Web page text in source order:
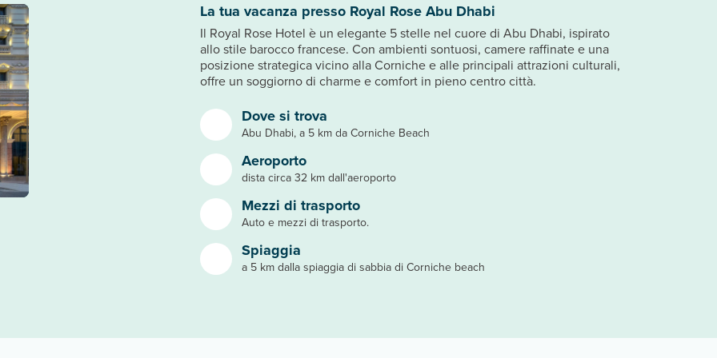
Dove si trova
Abu Dhabi, a 5 km da Corniche Beach
Aeroporto
dista circa 32 km dall'aeroporto
Mezzi di trasporto
Auto e mezzi di trasporto.
Spiaggia
a 5 km dalla spiaggia di sabbia di Corniche beach
La tua vacanza presso Royal Rose Abu Dhabi
Il Royal Rose Hotel è un elegante 5 stelle nel cuore di Abu Dhabi, ispirato
allo stile barocco francese. Con ambienti sontuosi, camere raffinate e una
posizione strategica vicino alla Corniche e alle principali attrazioni culturali,
offre un soggiorno di charme e comfort in pieno centro città.